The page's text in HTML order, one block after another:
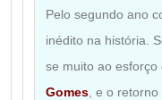
Pelo segundo ano
inédito na história.
se muito ao
Gomes , e o